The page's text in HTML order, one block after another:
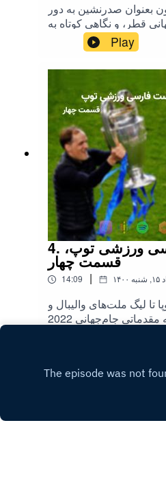
بعنوان صدرنشین به دور
قطر، و نگاهی کوتاه به
گروه‌های یورو 2020 . مارو می‌تونید در توییتر ،
و اینستاگرام دنبال کنید
Play
4. پادکست فارسی ورزشی توپ،
قسمت چهار
14:09 |
تا لیگ ملت‌های والیبال و
بازیای تیم‌ملی توی مرحله مقدماتی جام‌جهانی 2022